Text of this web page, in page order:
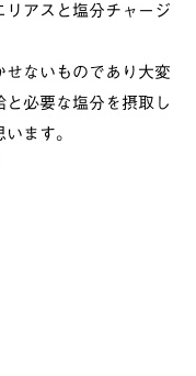
アスと塩分チャージ
ないものであり大変
必要な塩分を摂取し
ます。